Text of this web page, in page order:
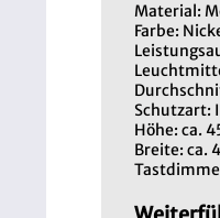
Material:
Farbe:
Schutzart:
Höhe: ca.
Breite: ca.